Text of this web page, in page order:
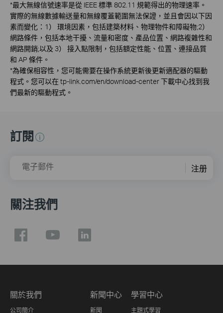
*最大無線信號速率是從 IEEE 標準 802.11 規範得出的物理速率。
實際的無線數據輸送量和無線覆蓋範圍無法保證，並且會因以下因
素而變化：1） 環境因素，包括建築材料、物理物件和障礙物;2）
網路條件，包括本地干擾、流量和密度、產品位置、網路複雜性和
網路開銷;以及 3） 接入點限制，包括額定性能、位置、連接品質
和 AP 條件。
*為確保相容性，您可能需要在操作系統更新後更新適配器的驅動
程式。您可以在 tp-link.com/en/download-center 下載中心找到我
們最新的驅動程式。
訂閱
電子郵件 注册
關注我們
關於我們
公司簡介
新聞中心
新聞
學習中心
主題式學習